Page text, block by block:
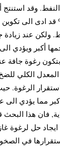
وقد استنتج
من 70 % الى 80 % قد
ولكن عند زيادة
حجمها أكبر
رغوة جافة
المعدل الكلي
الرغوة.
مما يؤدي
فان هذا البحث
حل لرغوة
في